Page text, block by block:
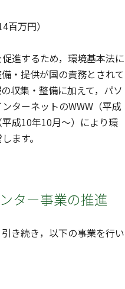
万円）
進するため，環境基本法に
・提供が国の責務とされて
収集・整備に加えて，パソ
ターネットのWWW（平成
成10年10月〜）により環
ます。
ター事業の推進
き続き，以下の事業を行い